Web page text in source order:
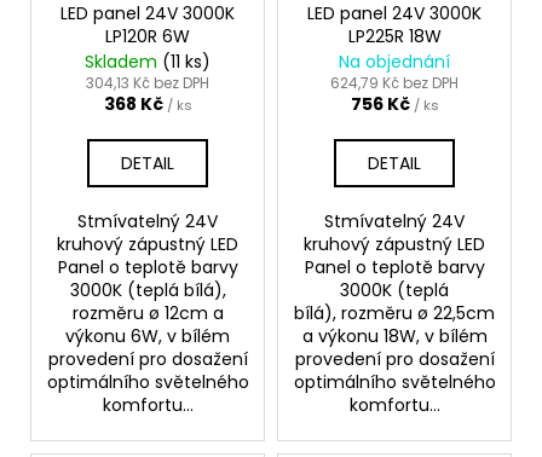
LED panel 24V 3000K
LP120R 6W
Skladem (11 ks)
304,13 Kč bez DPH
368 Kč / ks
DETAIL
Stmívatelný 24V
kruhový zápustný LED
Panel o teplotě barvy
3000K (teplá bílá),
rozměru ø 12cm a
výkonu 6W, v bílém
provedení pro dosažení
optimálního světelného
komfortu...
LED panel 24V 3000K
LP225R 18W
Na objednání
624,79 Kč bez DPH
756 Kč / ks
DETAIL
Stmívatelný 24V
kruhový zápustný LED
Panel o teplotě barvy
3000K (teplá
bílá), rozměru ø 22,5cm
a výkonu 18W, v bílém
provedení pro dosažení
optimálního světelného
komfortu...